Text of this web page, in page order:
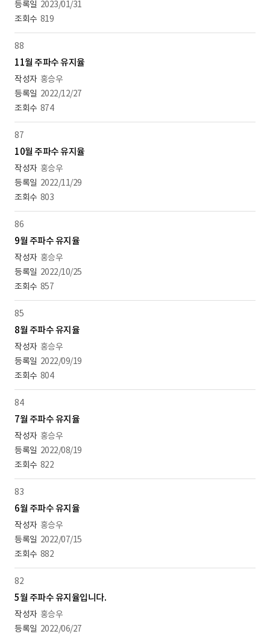
2023/01/31
819
88
11월 주파수 유지율
홍승우
2022/12/27
874
87
10월 주파수 유지율
홍승우
2022/11/29
803
86
9월 주파수 유지율
홍승우
2022/10/25
857
85
8월 주파수 유지율
홍승우
2022/09/19
804
84
7월 주파수 유지율
홍승우
2022/08/19
822
83
6월 주파수 유지율
홍승우
2022/07/15
882
82
5월 주파수 유지율입니다.
홍승우
2022/06/27